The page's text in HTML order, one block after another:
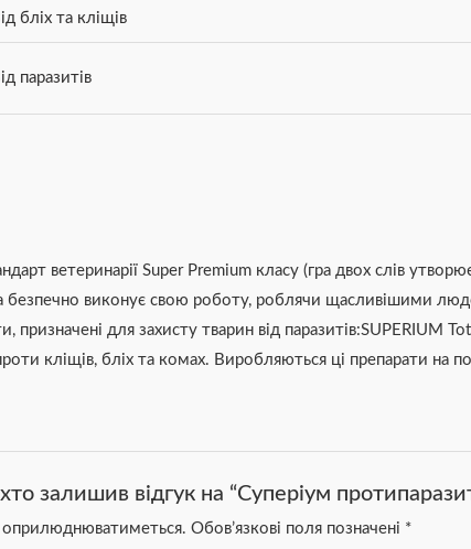
бліх та кліщів
паразитів
ветеринарії Super Premium класу (гра двох слів
виконує свою роботу, роблячи щасливішими
призначені для захисту тварин від паразитів:SUPERIUM
кліщів, бліх та комах. Виробляються ці препарати на
залишив відгук на “Суперіум
оприлюднюватиметься. Обов’язкові поля позначені *